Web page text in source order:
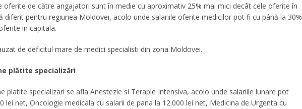
oferite de către angajatori sunt în medie cu aproximativ 25% mai mici decât cele oferite în
diferit pentru regiunea Moldovei, acolo unde salariile oferite medicilor pot fi cu până la 30%
in capitala.
de deficitul mare de medici specialisti din zona Moldovei.
plătite specializări
platite specializari se afla Anestezie si Terapie Intensiva, acolo unde salariile lunare pot
lei net, Oncologie medicala cu salarii de pana la 12.000 lei net, Medicina de Urgenta cu